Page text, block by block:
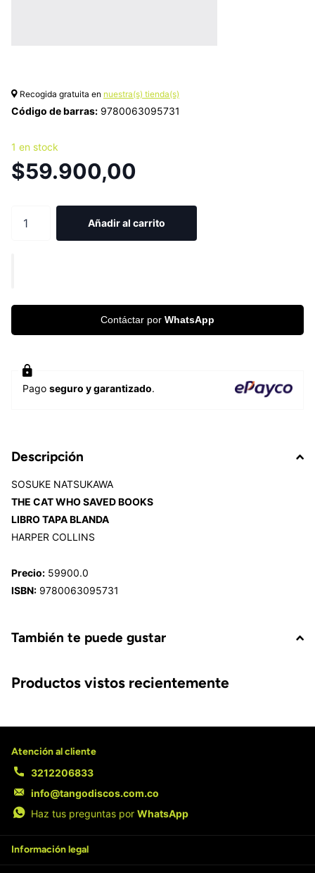
Recogida gratuita en nuestra(s) tienda(s)
Código de barras: 9780063095731
1 en stock
$59.900,00
Añadir al carrito
Contáctar por WhatsApp
Pago seguro y garantizado.
Descripción
SOSUKE NATSUKAWA
THE CAT WHO SAVED BOOKS
LIBRO TAPA BLANDA
HARPER COLLINS
Precio: 59900.0
ISBN: 9780063095731
También te puede gustar
Productos vistos recientemente
Atención al cliente
3212206833
info@tangodiscos.com.co
Haz tus preguntas por WhatsApp
Información legal